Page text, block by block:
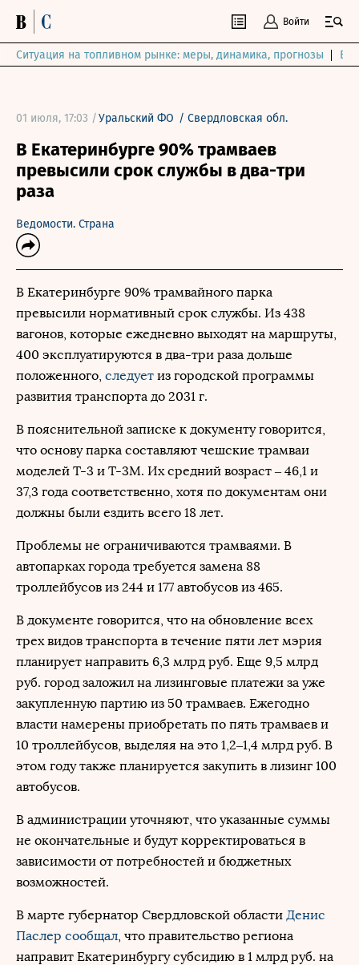
Войти
Ситуация на топливном рынке: меры, динамика, прогнозы
01 июля, 17:03 /Уральский ФО / Свердловская обл.
В Екатеринбурге 90% трамваев
превысили срок службы в два-три
раза
Ведомости. Страна
В Екатеринбурге 90% трамвайного парка
превысили нормативный срок службы. Из 438
вагонов, которые ежедневно выходят на маршруты,
400 эксплуатируются в два-три раза дольше
положенного, следует из городской программы
развития транспорта до 2031 г.
В пояснительной записке к документу говорится,
что основу парка составляют чешские трамваи
моделей Т-3 и Т-3М. Их средний возраст – 46,1 и
37,3 года соответственно, хотя по документам они
должны были ездить всего 18 лет.
Проблемы не ограничиваются трамваями. В
автопарках города требуется замена 88
троллейбусов из 244 и 177 автобусов из 465.
В документе говорится, что на обновление всех
трех видов транспорта в течение пяти лет мэрия
планирует направить 6,3 млрд руб. Еще 9,5 млрд
руб. город заложил на лизинговые платежи за уже
закупленную партию из 50 трамваев. Ежегодно
власти намерены приобретать по пять трамваев и
10 троллейбусов, выделяя на это 1,2–1,4 млрд руб. В
этом году также планируется закупить в лизинг 100
автобусов.
В администрации уточняют, что указанные суммы
не окончательные и будут корректироваться в
зависимости от потребностей и бюджетных
возможностей.
В марте губернатор Свердловской области Денис
Паслер сообщал, что правительство региона
направит Екатеринбургу субсидию в 1 млрд руб. на